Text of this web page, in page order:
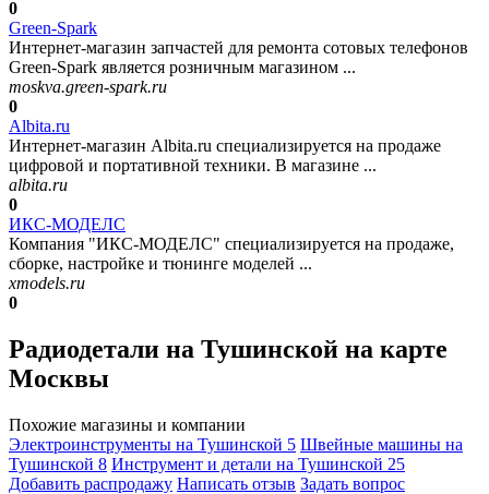
0
Green-Spark
Интернет-магазин запчастей для ремонта сотовых телефонов
Green-Spark является розничным магазином ...
moskva.green-spark.ru
0
Albita.ru
Интернет-магазин Albita.ru специализируется на продаже
цифровой и портативной техники. В магазине ...
albita.ru
0
ИКС-МОДЕЛС
Компания "ИКС-МОДЕЛС" специализируется на продаже,
сборке, настройке и тюнинге моделей ...
xmodels.ru
0
Радиодетали на Тушинской на карте
Москвы
Похожие магазины и компании
Электроинструменты на Тушинской 5 Швейные машины на
Тушинской 8 Инструмент и детали на Тушинской 25
Добавить раcпродажу Написать отзыв Задать вопрос